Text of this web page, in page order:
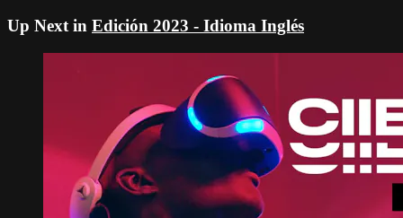
Up Next in Edición 2023 - Idioma Inglés